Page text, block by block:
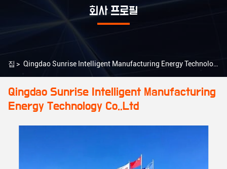
회사 프로필
집 > Qingdao Sunrise Intelligent Manufacturing Energy Technology Co.,Ltd 회사 프로필
Qingdao Sunrise Intelligent Manufacturing
Energy Technology Co.,Ltd